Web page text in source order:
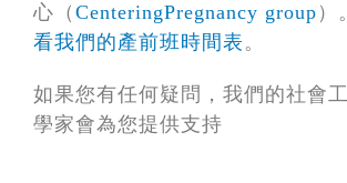
心（ CenteringPregnancy group ）。
看我們的產前班時間表 。
如果您有任何疑問，我們的社會
學家會為您提供支持